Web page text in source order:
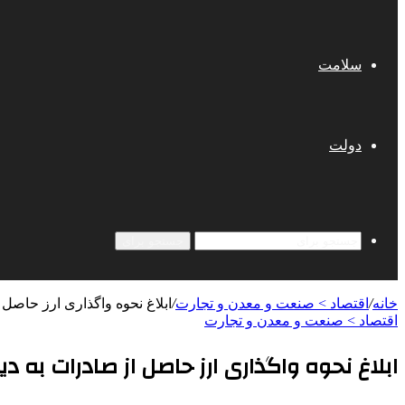
سلامت
دولت
خانه/ اقتصاد > صنعت و معدن و تجارت/ ابلاغ نحوه واگذاری ارز
اقتصاد > صنعت و معدن و تجارت
ابلاغ نحوه واگذاری ارز حاصل از صادرات به